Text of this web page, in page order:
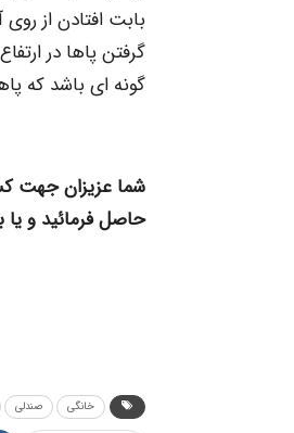
بابت افتادن از
گرفتن پاها در
گونه ای باشد که
شما عزیزان جهت
حاصل فرمائید و یا
خانگی صندلی